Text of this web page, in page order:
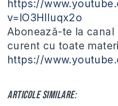
https://
v=lO3HlIuqx2o
Abonează-te la canal
curent cu toate
https://
Articole similare: